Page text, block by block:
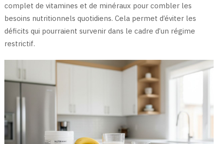
complet de vitamines et de minéraux pour combler les
besoins nutritionnels quotidiens. Cela permet d’éviter les
déficits qui pourraient survenir dans le cadre d’un régime
restrictif.